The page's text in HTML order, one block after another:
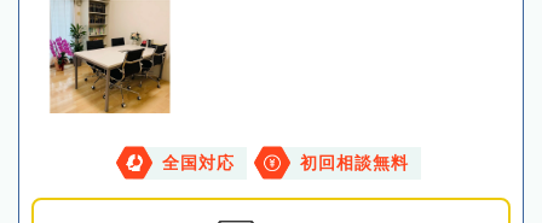
全国対応 初回相談無料